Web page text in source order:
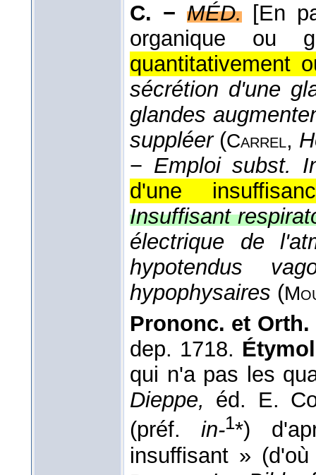
C. − MÉD. [En
organique ou
quantitativement
sécrétion d'une
glandes
suppléer (Carrel,
− Emploi subst.
d'une
Insuffisant
électrique de
hypotendus
hypophysaires (
Prononc. et
dep. 1718.
qui n'a pas les
Dieppe, éd. E.
(préf.in-1*)
insuffisant »